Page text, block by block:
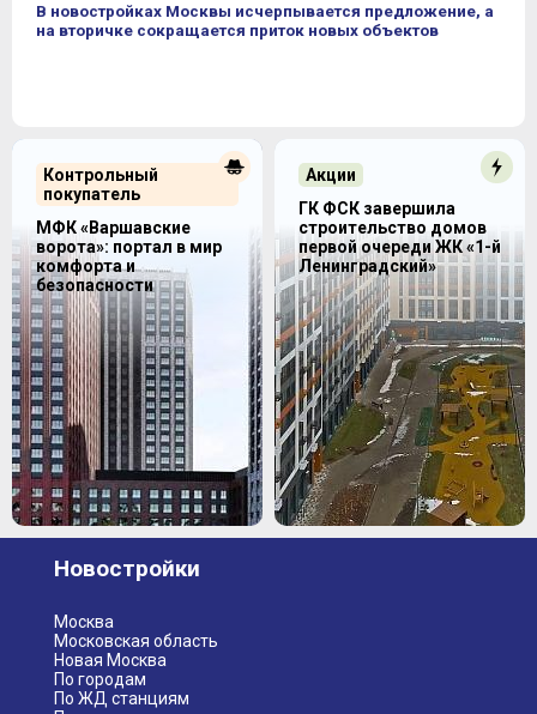
В новостройках Москвы исчерпывается предложение, а
на вторичке сокращается приток новых объектов
Контрольный
покупатель
МФК «Варшавские
ворота»: портал в мир
комфорта и
безопасности
Акции
ГК ФСК завершила
строительство домов
первой очереди ЖК «1-й
Ленинградский»
Новостройки
Москва
Московская область
Новая Москва
По городам
По ЖД станциям